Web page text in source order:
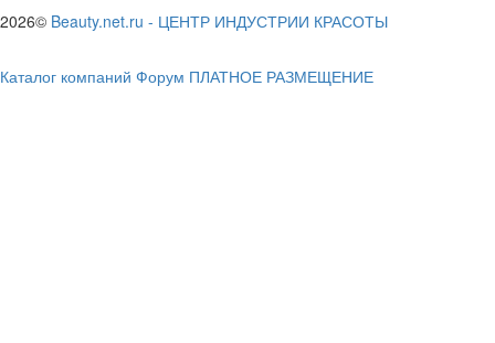
2026© Beauty.net.ru - ЦЕНТР ИНДУСТРИИ КРАСОТЫ
Каталог компаний Форум ПЛАТНОЕ РАЗМЕЩЕНИЕ